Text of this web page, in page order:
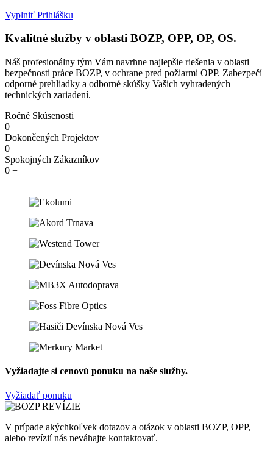
Vyplniť Prihlášku
Kvalitné služby v oblasti BOZP, OPP, OP, OS.
Náš profesionálny tým Vám navrhne najlepšie riešenia v oblasti
bezpečnosti práce BOZP, v ochrane pred požiarmi OPP. Zabezpečí
odporné prehliadky a odborné skúšky Vašich vyhradených
technických zariadení.
Ročné Skúsenosti
0
Dokončených Projektov
0
Spokojných Zákazníkov
0 +
Vyžiadajte si cenovú ponuku na naše služby.
Vyžiadať ponuku
V prípade akýchkoľvek dotazov a otázok v oblasti BOZP, OPP,
alebo revízií nás neváhajte kontaktovať.